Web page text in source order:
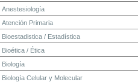
Anestesiología
Atención Primaria
Bioestadistica / Estadística
Bioética / Ética
Biología
Biología Celular y Molecular